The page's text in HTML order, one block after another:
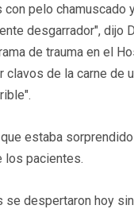
pelo chamuscado
desgarrador", dijo
de trauma en el
clavos de la carne de
estaba
los pacientes.
se despertaron hoy